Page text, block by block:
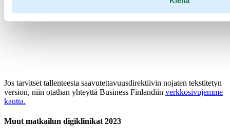
Jos tarvitset tallenteesta saavutettavuusdirektiivin nojaten tekstitetyn
version, niin otathan yhteyttä Business Finlandiin verkkosivujemme
kautta.
Muut matkailun digiklinikat 2023